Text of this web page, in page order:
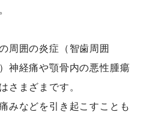
周囲の炎症（智歯周囲
神経痛や顎骨内の悪性腫瘍
さまざまです。
みなどを引き起こすことも